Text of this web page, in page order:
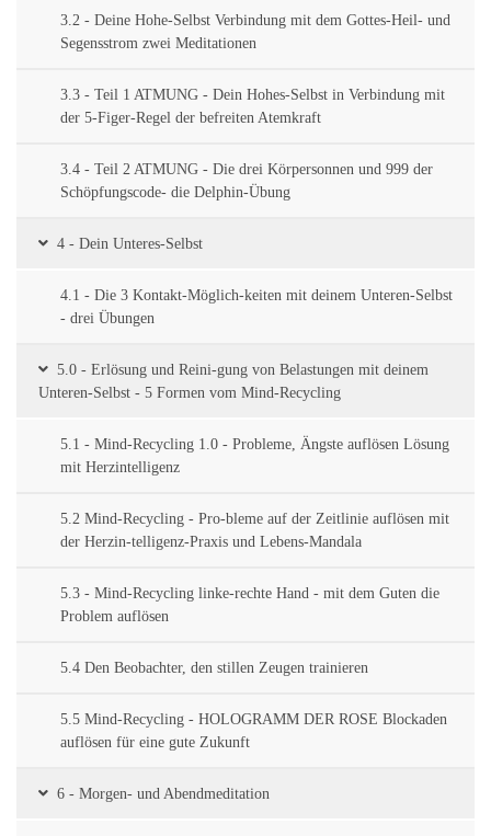
3.2 - Deine Hohe-Selbst Verbindung mit dem Gottes-Heil- und
Segensstrom zwei Meditationen
3.3 - Teil 1 ATMUNG - Dein Hohes-Selbst in Verbindung mit
der 5-Figer-Regel der befreiten Atemkraft
3.4 - Teil 2 ATMUNG - Die drei Körpersonnen und 999 der
Schöpfungscode- die Delphin-Übung
4 - Dein Unteres-Selbst
4.1 - Die 3 Kontakt-Möglich-keiten mit deinem Unteren-Selbst
- drei Übungen
5.0 - Erlösung und Reini-gung von Belastungen mit deinem
Unteren-Selbst - 5 Formen vom Mind-Recycling
5.1 - Mind-Recycling 1.0 - Probleme, Ängste auflösen Lösung
mit Herzintelligenz
5.2 Mind-Recycling - Pro-bleme auf der Zeitlinie auflösen mit
der Herzin-telligenz-Praxis und Lebens-Mandala
5.3 - Mind-Recycling linke-rechte Hand - mit dem Guten die
Problem auflösen
5.4 Den Beobachter, den stillen Zeugen trainieren
5.5 Mind-Recycling - HOLOGRAMM DER ROSE Blockaden
auflösen für eine gute Zukunft
6 - Morgen- und Abendmeditation